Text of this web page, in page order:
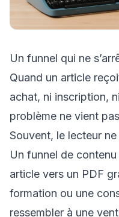
Un funnel qui ne
Quand un article
achat, ni inscription,
problème ne vient
Souvent, le lecteur
Un funnel de contenu
article vers un PDF
formation ou une
ressembler à une